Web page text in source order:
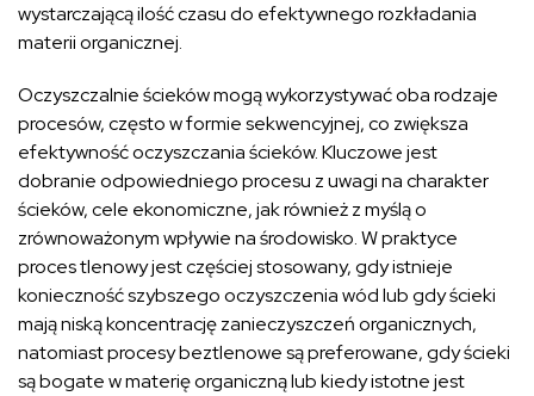
wystarczającą ilość czasu do efektywnego rozkładania
materii organicznej.
Oczyszczalnie ścieków mogą wykorzystywać oba rodzaje
procesów, często w formie sekwencyjnej, co zwiększa
efektywność oczyszczania ścieków. Kluczowe jest
dobranie odpowiedniego procesu z uwagi na charakter
ścieków, cele ekonomiczne, jak również z myślą o
zrównoważonym wpływie na środowisko. W praktyce
proces tlenowy jest częściej stosowany, gdy istnieje
konieczność szybszego oczyszczenia wód lub gdy ścieki
mają niską koncentrację zanieczyszczeń organicznych,
natomiast procesy beztlenowe są preferowane, gdy ścieki
są bogate w materię organiczną lub kiedy istotne jest